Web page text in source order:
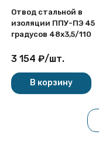
Отвод стальной в
изоляции ППУ-ПЭ 45
градусов 48х3,5/110
3 154 ₽/шт.
В корзину